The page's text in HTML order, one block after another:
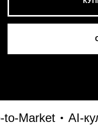
AI-
СМОТРЕТЬ ВСЕ